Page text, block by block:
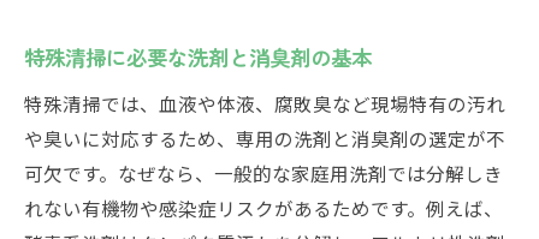
準
血の匂いを消す方法とおすすめ洗剤比較
体液由来の汚れに強い業務用洗剤の特徴解
説
アルカリ性洗剤が有効なシーンと選び方
特殊清掃に必要な洗剤と消臭剤の基本
特殊清掃では、血液や体液、腐敗臭など現場特有の汚れ
や臭いに対応するため、専用の洗剤と消臭剤の選定が不
可欠です。なぜなら、一般的な家庭用洗剤では分解しき
れない有機物や感染症リスクがあるためです。例えば、